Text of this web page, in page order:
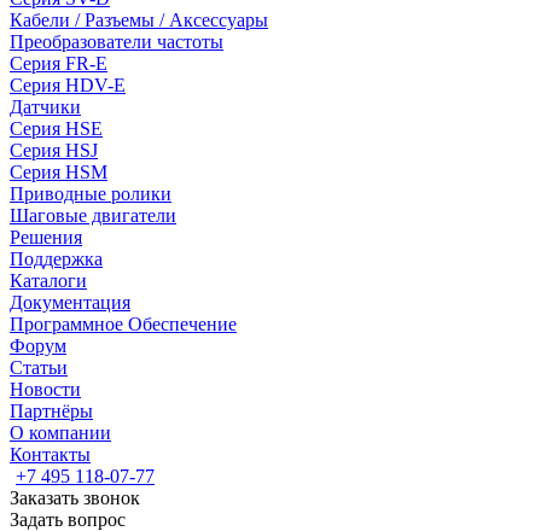
Кабели / Разъемы / Аксессуары
Преобразователи частоты
Серия FR-E
Серия HDV-E
Датчики
Серия HSE
Серия HSJ
Серия HSM
Приводные ролики
Шаговые двигатели
Решения
Поддержка
Каталоги
Документация
Программное Обеспечение
Форум
Статьи
Новости
Партнёры
О компании
Контакты
+7 495 118-07-77
Заказать звонок
Задать вопрос